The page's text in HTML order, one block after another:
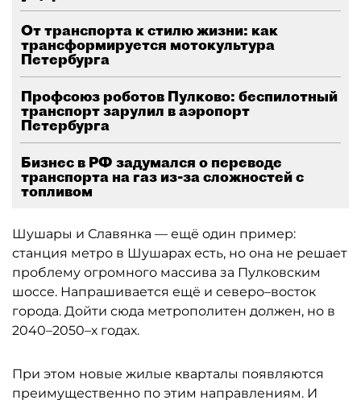
От транспорта к стилю жизни: как
трансформируется мотокультура
Петербурга
Профсоюз роботов Пулково: беспилотный
транспорт зарулил в аэропорт
Петербурга
Бизнес в РФ задумался о переводе
транспорта на газ из-за сложностей с
топливом
Шушары и Славянка — ещё один пример:
станция метро в Шушарах есть, но она не решает
проблему огромного массива за Пулковским
шоссе. Напрашивается ещё и северо–восток
города. Дойти сюда метрополитен должен, но в
2040–2050–х годах.
При этом новые жилые кварталы появляются
преимущественно по этим направлениям. И